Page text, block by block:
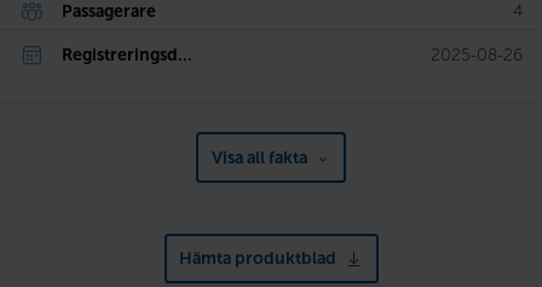
Passagerare 4
Registreringsd... 2025-08-26
Visa all fakta
Hämta produktblad